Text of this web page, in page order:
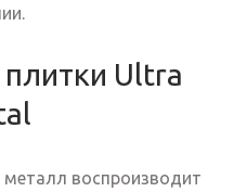
Ultra
воспроизводит